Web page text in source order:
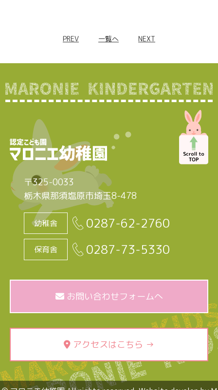
PREV 一覧へ NEXT
〒325-0033
栃木県那須塩原市埼玉8-478
幼稚舎 0287-62-2760
保育舎 0287-73-5330
お問い合わせフォームへ
アクセスはこちら →